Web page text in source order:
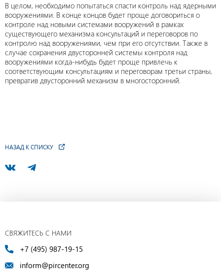
В целом, необходимо попытаться спасти контроль над ядерными
вооружениями. В конце концов будет проще договориться о
контроле над новыми системами вооружений в рамках
существующего механизма консультаций и переговоров по
контролю над вооружениями, чем при его отсутствии. Также в
случае сохранения двусторонней системы контроля над
вооружениями когда-нибудь будет проще привлечь к
соответствующим консультациям и переговорам третьи страны,
превратив двусторонний механизм в многосторонний.
НАЗАД К СПИСКУ
СВЯЖИТЕСЬ С НАМИ
+7 (495) 987-19-15
inform@pircenter.org